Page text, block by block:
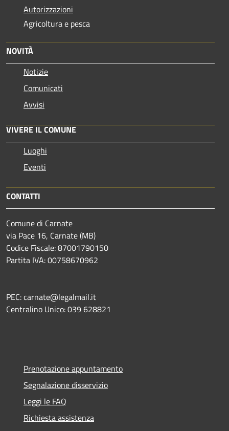
Autorizzazioni
Agricoltura e pesca
NOVITÀ
Notizie
Comunicati
Avvisi
VIVERE IL COMUNE
Luoghi
Eventi
CONTATTI
Comune di Carnate
via Pace 16, Carnate (MB)
Codice Fiscale: 87001790150
Partita IVA: 00758670962
PEC: carnate@legalmail.it
Centralino Unico: 039 628821
Prenotazione appuntamento
Segnalazione disservizio
Leggi le FAQ
Richiesta assistenza